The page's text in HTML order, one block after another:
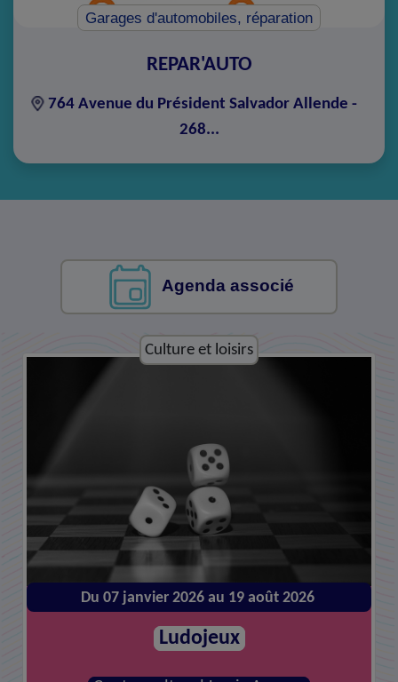
Garages d'automobiles, réparation
REPAR'AUTO
764 Avenue du Président Salvador Allende -
268...
Agenda associé
Culture et loisirs
Du 07 janvier 2026 au 19 août 2026
Ludojeux
Culture et loisirs
Du 14 janvier 2026 au 26 août 2026
Atelier de réparations